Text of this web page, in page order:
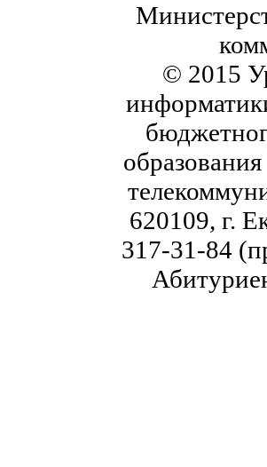
© 2015
620109, г.
317-31-84